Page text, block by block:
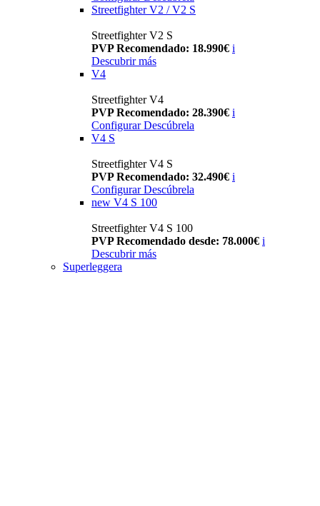
Streetfighter V2 / V2 S
Streetfighter V2 S
PVP Recomendado: 18.990€ i
Descubrir más
V4
Streetfighter V4
PVP Recomendado: 28.390€ i
Configurar Descúbrela
V4 S
Streetfighter V4 S
PVP Recomendado: 32.490€ i
Configurar Descúbrela
new V4 S 100
Streetfighter V4 S 100
PVP Recomendado desde: 78.000€ i
Descubrir más
Superleggera